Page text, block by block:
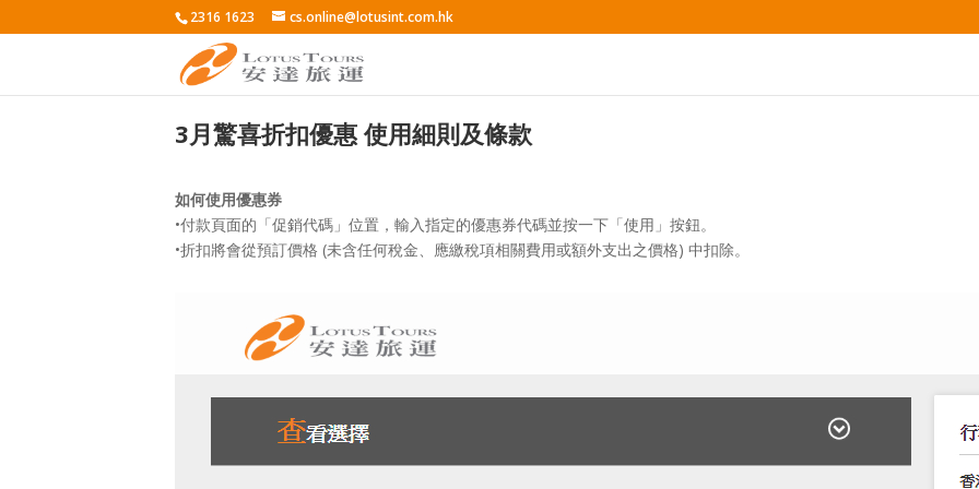
2316 1623 cs.online@lotusint.com.hk
3月驚喜折扣優惠 使用細則及條款
如何使用優惠券
•付款頁面的「促銷代碼」位置，輸入指定的優惠券代碼並按一下「使用」按鈕。
•折扣將會從預訂價格 (未含任何稅金、應繳稅項相關費用或額外支出之價格) 中扣除。